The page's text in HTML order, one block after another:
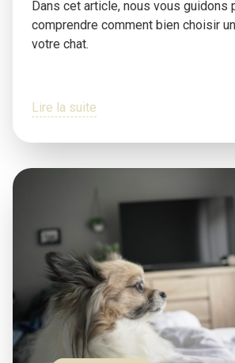
Dans cet article, nous vous guidons
comprendre comment bien choisir
votre chat.
Lire la suite